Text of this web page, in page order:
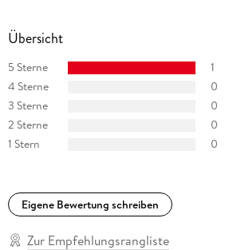
Übersicht
5 Sterne
1
4 Sterne
0
3 Sterne
0
2 Sterne
0
1 Stern
0
Eigene Bewertung schreiben
Zur Empfehlungsrangliste